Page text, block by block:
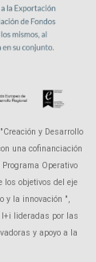
y Desarrollo
una cofinanciación
Programa Operativo
los objetivos del eje
y la innovación ",
I+i lideradas por las
y apoyo a la